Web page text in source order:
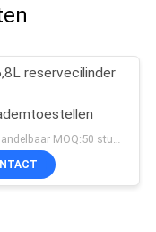
reservecilinder
Onderhandelbaar MOQ:50 stuks